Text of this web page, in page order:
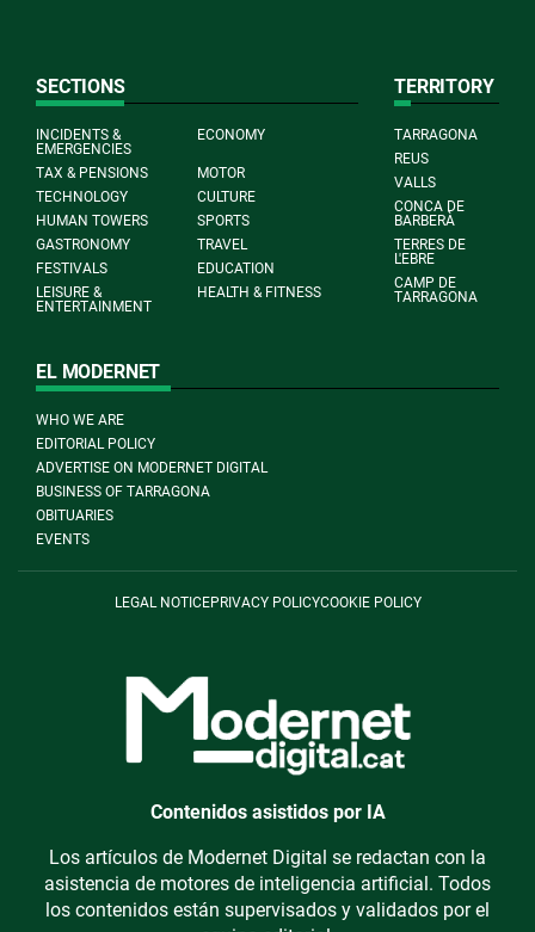
SECTIONS
INCIDENTS &
EMERGENCIES
ECONOMY
TAX & PENSIONS
MOTOR
TECHNOLOGY
CULTURE
HUMAN TOWERS
SPORTS
GASTRONOMY
TRAVEL
FESTIVALS
EDUCATION
LEISURE &
ENTERTAINMENT
HEALTH & FITNESS
TERRITORY
TARRAGONA
REUS
VALLS
CONCA DE
BARBERÀ
TERRES DE
L'EBRE
CAMP DE
TARRAGONA
EL MODERNET
WHO WE ARE
EDITORIAL POLICY
ADVERTISE ON MODERNET DIGITAL
BUSINESS OF TARRAGONA
OBITUARIES
EVENTS
LEGAL NOTICEPRIVACY POLICYCOOKIE POLICY
Contenidos asistidos por IA
Los artículos de Modernet Digital se redactan con la
asistencia de motores de inteligencia artificial. Todos
los contenidos están supervisados y validados por el